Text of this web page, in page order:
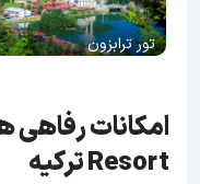
تور ترابزون
Resort ترکیه